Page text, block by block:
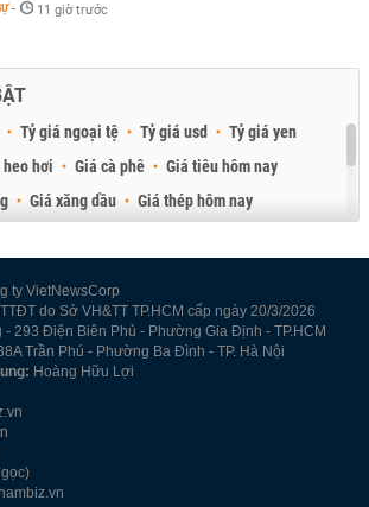
- 11 giờ trước
Tỷ giá ngoại tệ Tỷ giá usd
Tỷ giá yen
heo hơi Giá cà phê
Giá tiêu hôm nay
Giá xăng dầu
Giá thép hôm nay
ty VietNewsCorp
do Sở VH&TT TP.HCM cấp ngày 20/3/2026
- 293 Điện Biên Phủ - Phường Gia Định - TP.HCM
Trần Phú - Phường Ba Đình - TP. Hà Nội
Hoàng Hữu Lợi